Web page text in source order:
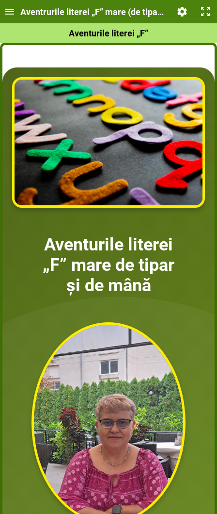
Aventrurile literei „F” mare (de tipar și de mână)
Aventurile literei „F”
Aventurile literei
„F” mare de tipar
și de mână